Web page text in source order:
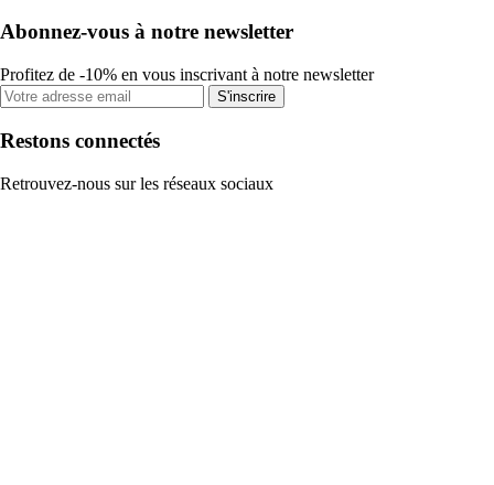
Abonnez-vous à notre newsletter
Profitez de -10% en vous inscrivant à notre newsletter
S'inscrire
Restons connectés
Retrouvez-nous sur les réseaux sociaux